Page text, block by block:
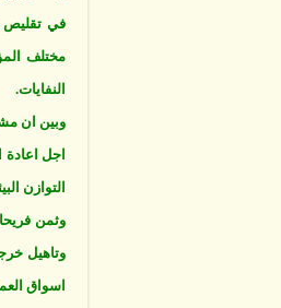
في تقليص
مختلف
النفايات.
وبين ان
اجل اعادة
التوازن
وثمن
وتاهيل
اسواق